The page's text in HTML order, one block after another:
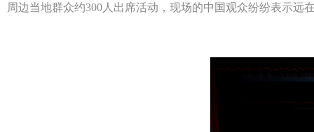
周边当地群众约300人出席活动，现场的中国观众纷纷表示